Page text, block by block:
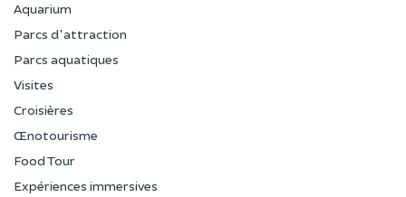
Aquarium
Parcs d'attraction
Parcs aquatiques
Visites
Croisières
Œnotourisme
Food Tour
Expériences immersives